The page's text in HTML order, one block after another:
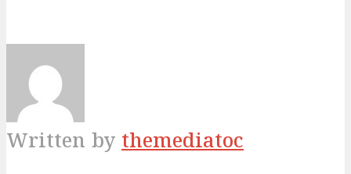
Written by themediatoc